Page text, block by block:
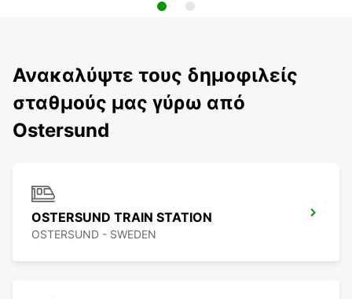
Ανακαλύψτε τους δημοφιλείς
σταθμούς μας γύρω από
Ostersund
OSTERSUND TRAIN STATION
OSTERSUND - SWEDEN